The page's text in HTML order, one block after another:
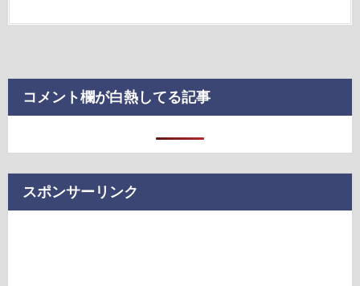
コメント欄が白熱してる記事
スポンサーリンク